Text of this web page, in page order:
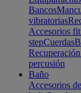
Bancos
vibratorias
Accesorios
stepCuerdas
percusión
Baño
Accesorios